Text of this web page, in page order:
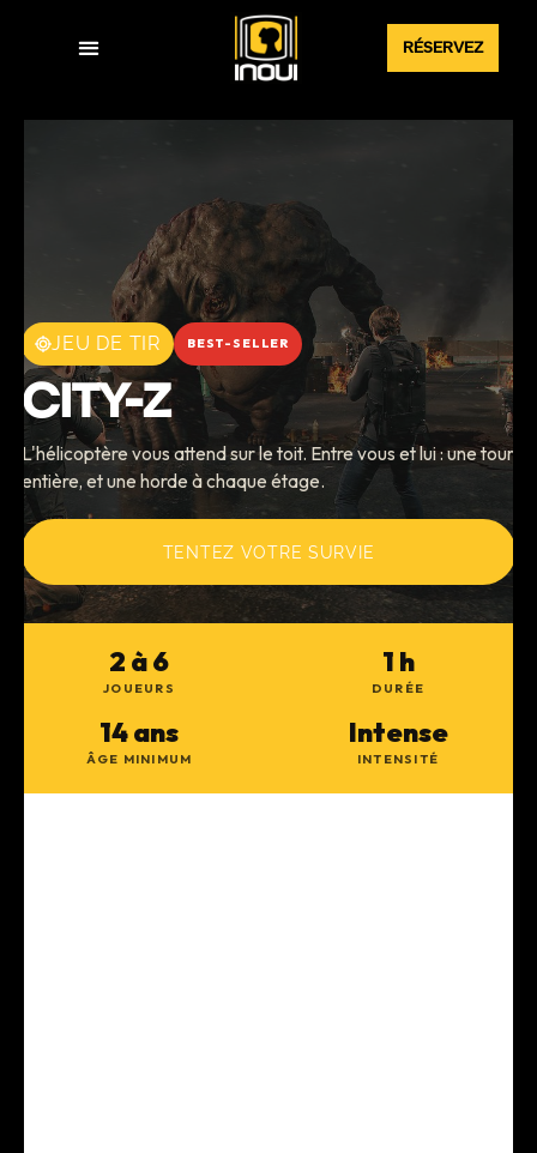
RÉSERVEZ
JEU DE TIR BEST-SELLER
CITY-Z
L'hélicoptère vous attend sur le toit. Entre vous et lui : une tour
entière, et une horde à chaque étage.
TENTEZ VOTRE SURVIE
2 à 6
JOUEURS
1 h
DURÉE
14 ans
ÂGE MINIMUM
Intense
INTENSITÉ